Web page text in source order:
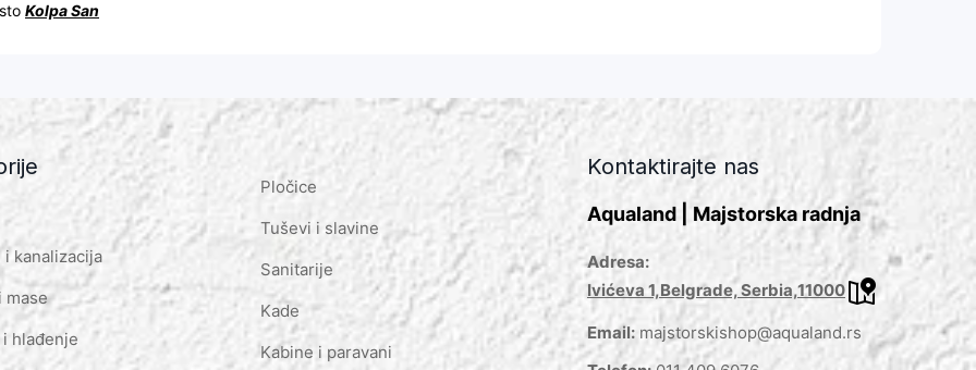
Kolpa San
i kanalizacija
mase
hlađenje
Pločice
Tuševi i slavine
Sanitarije
Kade
Kabine i paravani
Kontaktirajte nas
Aqualand | Majstorska radnja
Adresa:
Ivićeva 1,Belgrade, Serbia,11000
Email: majstorskishop@aqualand.rs